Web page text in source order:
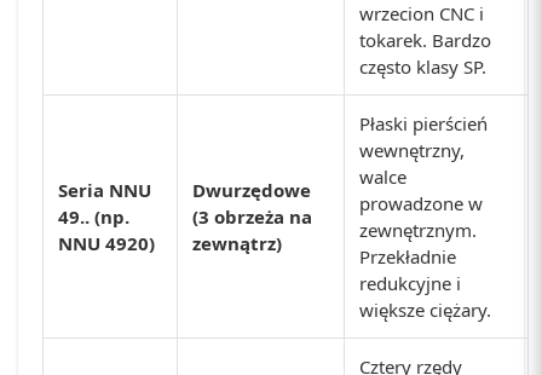
wrzecion CNC i
tokarek. Bardzo
często klasy SP.
Seria NNU
49.. (np.
NNU 4920)
Dwurzędowe
(3 obrzeża na
zewnątrz)
Płaski pierścień
wewnętrzny,
walce
prowadzone w
zewnętrznym.
Przekładnie
redukcyjne i
większe ciężary.
Cztery rzędy